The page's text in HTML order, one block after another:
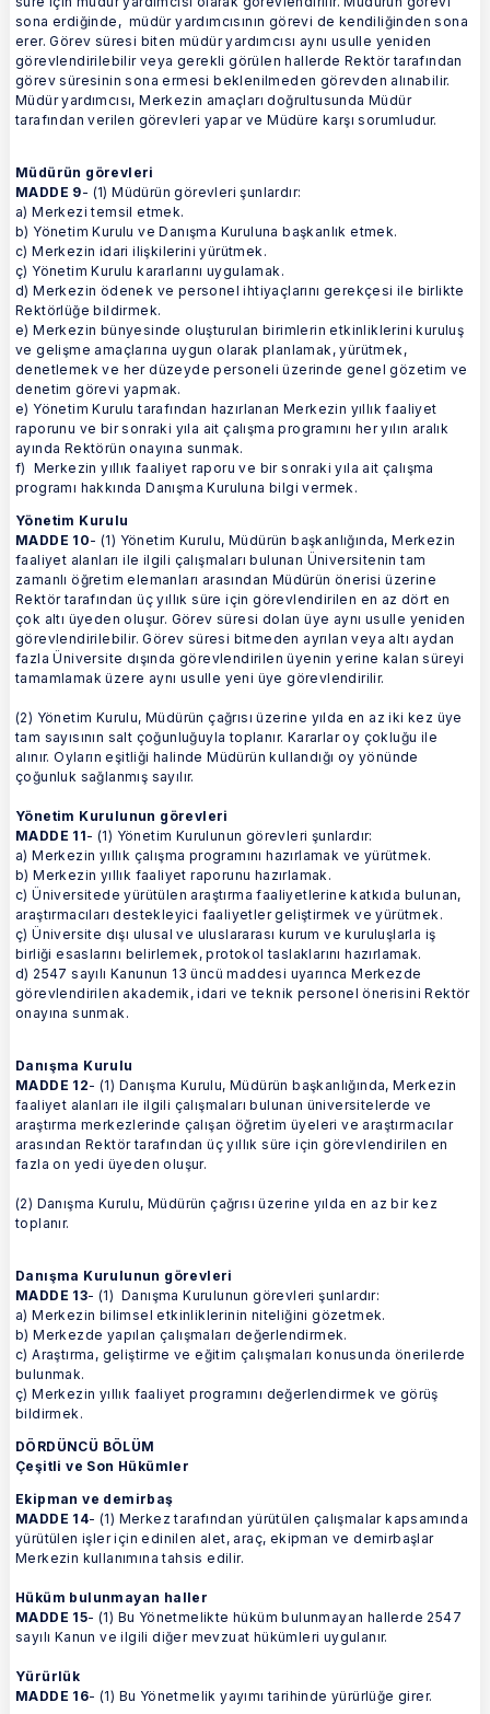
sona erdiğinde, müdür yardımcısının görevi de kendiliğinden sona
erer. Görev süresi biten müdür yardımcısı aynı usulle yeniden
görevlendirilebilir veya gerekli görülen hallerde Rektör tarafından
görev süresinin sona ermesi beklenilmeden görevden alınabilir.
Müdür yardımcısı, Merkezin amaçları doğrultusunda Müdür
tarafından verilen görevleri yapar ve Müdüre karşı sorumludur.
Müdürün görevleri
MADDE 9- (1) Müdürün görevleri şunlardır:
a) Merkezi temsil etmek.
b) Yönetim Kurulu ve Danışma Kuruluna başkanlık etmek.
c) Merkezin idari ilişkilerini yürütmek.
ç) Yönetim Kurulu kararlarını uygulamak.
d) Merkezin ödenek ve personel ihtiyaçlarını gerekçesi ile birlikte
Rektörlüğe bildirmek.
e) Merkezin bünyesinde oluşturulan birimlerin etkinliklerini kuruluş
ve gelişme amaçlarına uygun olarak planlamak, yürütmek,
denetlemek ve her düzeyde personeli üzerinde genel gözetim ve
denetim görevi yapmak.
e) Yönetim Kurulu tarafından hazırlanan Merkezin yıllık faaliyet
raporunu ve bir sonraki yıla ait çalışma programını her yılın aralık
ayında Rektörün onayına sunmak.
f) Merkezin yıllık faaliyet raporu ve bir sonraki yıla ait çalışma
programı hakkında Danışma Kuruluna bilgi vermek.
Yönetim Kurulu
MADDE 10- (1) Yönetim Kurulu, Müdürün başkanlığında, Merkezin
faaliyet alanları ile ilgili çalışmaları bulunan Üniversitenin tam
zamanlı öğretim elemanları arasından Müdürün önerisi üzerine
Rektör tarafından üç yıllık süre için görevlendirilen en az dört en
çok altı üyeden oluşur. Görev süresi dolan üye aynı usulle yeniden
görevlendirilebilir. Görev süresi bitmeden ayrılan veya altı aydan
fazla Üniversite dışında görevlendirilen üyenin yerine kalan süreyi
tamamlamak üzere aynı usulle yeni üye görevlendirilir.
(2) Yönetim Kurulu, Müdürün çağrısı üzerine yılda en az iki kez üye
tam sayısının salt çoğunluğuyla toplanır. Kararlar oy çokluğu ile
alınır. Oyların eşitliği halinde Müdürün kullandığı oy yönünde
çoğunluk sağlanmış sayılır.
Yönetim Kurulunun görevleri
MADDE 11- (1) Yönetim Kurulunun görevleri şunlardır:
a) Merkezin yıllık çalışma programını hazırlamak ve yürütmek.
b) Merkezin yıllık faaliyet raporunu hazırlamak.
c) Üniversitede yürütülen araştırma faaliyetlerine katkıda bulunan,
araştırmacıları destekleyici faaliyetler geliştirmek ve yürütmek.
ç) Üniversite dışı ulusal ve uluslararası kurum ve kuruluşlarla iş
birliği esaslarını belirlemek, protokol taslaklarını hazırlamak.
d) 2547 sayılı Kanunun 13 üncü maddesi uyarınca Merkezde
görevlendirilen akademik, idari ve teknik personel önerisini Rektör
onayına sunmak.
Danışma Kurulu
MADDE 12- (1) Danışma Kurulu, Müdürün başkanlığında, Merkezin
faaliyet alanları ile ilgili çalışmaları bulunan üniversitelerde ve
araştırma merkezlerinde çalışan öğretim üyeleri ve araştırmacılar
arasından Rektör tarafından üç yıllık süre için görevlendirilen en
fazla on yedi üyeden oluşur.
(2) Danışma Kurulu, Müdürün çağrısı üzerine yılda en az bir kez
toplanır.
Danışma Kurulunun görevleri
MADDE 13- (1) Danışma Kurulunun görevleri şunlardır:
a) Merkezin bilimsel etkinliklerinin niteliğini gözetmek.
b) Merkezde yapılan çalışmaları değerlendirmek.
c) Araştırma, geliştirme ve eğitim çalışmaları konusunda önerilerde
bulunmak.
ç) Merkezin yıllık faaliyet programını değerlendirmek ve görüş
bildirmek.
DÖRDÜNCÜ BÖLÜM
Çeşitli ve Son Hükümler
Ekipman ve demirbaş
MADDE 14- (1) Merkez tarafından yürütülen çalışmalar kapsamında
yürütülen işler için edinilen alet, araç, ekipman ve demirbaşlar
Merkezin kullanımına tahsis edilir.
Hüküm bulunmayan haller
MADDE 15- (1) Bu Yönetmelikte hüküm bulunmayan hallerde 2547
sayılı Kanun ve ilgili diğer mevzuat hükümleri uygulanır.
Yürürlük
MADDE 16- (1) Bu Yönetmelik yayımı tarihinde yürürlüğe girer.